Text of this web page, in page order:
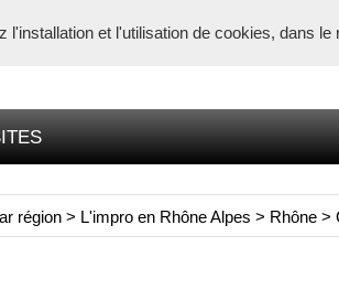
région > L'impro en Rhône Alpes > Rhône >
et l'utilisation de cookies, dans